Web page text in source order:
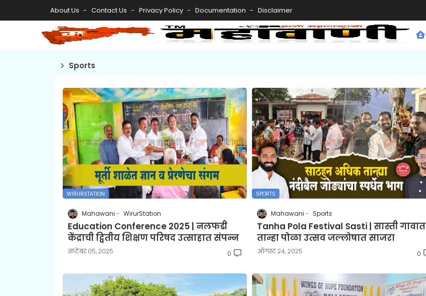
About Us Contact Us Privacy Policy Documentation Disclaimer
Sports
WIRURSTATION
Mahawani WirurStation
Education Conference 2025 | नलफडी
केंद्राची द्वितीय शिक्षण परिषद उत्साहात संपन्न
सप्टेंबर ०५, २०२५ 0
SPORTS
Mahawani Sports
Tanha Pola Festival Sasti | सास्ती गावात
तान्हा पोळा उत्सव जल्लोषात साजरा
ऑगस्ट २४, २०२५ 0